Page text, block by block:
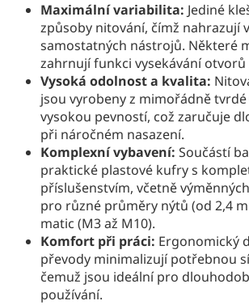
Maximální variabilita: Jediné
způsoby nitování, čímž nahrazují
samostatných nástrojů. Některé
zahrnují funkci vysekávání otvorů
Vysoká odolnost a kvalita:
jsou vyrobeny z mimořádně tvrdé
vysokou pevností, což zaručuje
při náročném nasazení.
Komplexní vybavení: Součástí
praktické plastové kufry s
příslušenstvím, včetně
pro různé průměry nýtů (od 2,4
matic (M3 až M10).
Komfort při práci: Ergonomický
převody minimalizují potřebnou
čemuž jsou ideální pro
používání.